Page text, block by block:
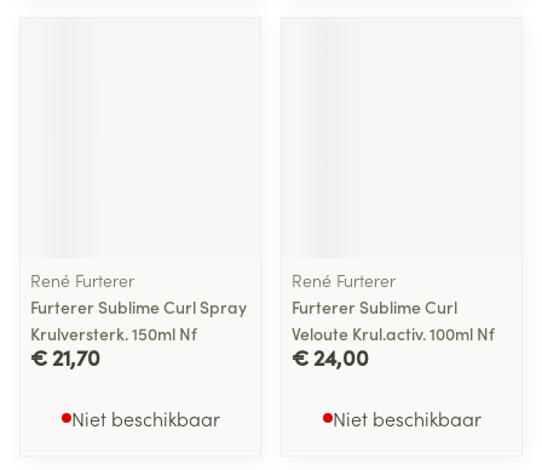
René Furterer
Furterer Sublime Curl Spray
Krulversterk. 150ml Nf
€ 21,70
Niet beschikbaar
René Furterer
Furterer Sublime Curl
Veloute Krul.activ. 100ml Nf
€ 24,00
Niet beschikbaar